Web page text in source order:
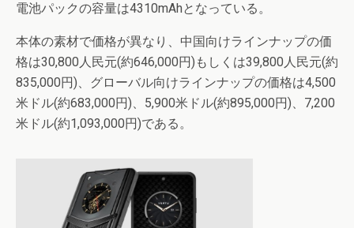
電池パックの容量は4310mAhとなっている。
本体の素材で価格が異なり、中国向けラインナップの価
格は30,800人民元(約646,000円)もしくは39,800人民元(約
835,000円)、グローバル向けラインナップの価格は4,500
米ドル(約683,000円)、5,900米ドル(約895,000円)、7,200
米ドル(約1,093,000円)である。